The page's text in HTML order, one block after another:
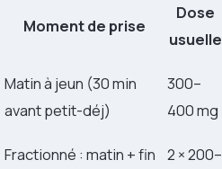
Moment de prise
Dose
usuelle
Matin à jeun (30 min
avant petit-déj)
300–
400 mg
Fractionné : matin + fin
2 × 200–